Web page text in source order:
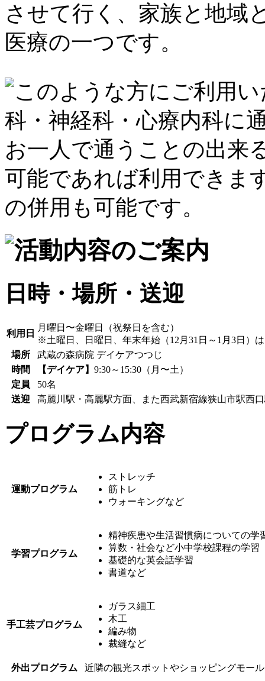
させて行く、家族と地域
医療の一つです。
日時・場所・送迎
利用日
月曜日〜金曜日（祝祭日を含む）
※土曜日、日曜日、年末年始（12月31日～1月3日）
場所
武蔵の森病院 デイケアつつじ
時間
【デイケア】 9:30～15:30（月〜土）
定員
50名
送迎
高麗川駅・高麗駅方面、また西武新宿線狭山市駅西
プログラム内容
運動プログラム
ストレッチ
筋トレ
ウォーキングなど
学習プログラム
精神疾患や生活習慣病についての学
算数・社会など小中学校課程の学習
基礎的な英会話学習
書道など
手工芸プログラム
ガラス細工
木工
編み物
裁縫など
外出プログラム 近隣の観光スポットやショッピングモー